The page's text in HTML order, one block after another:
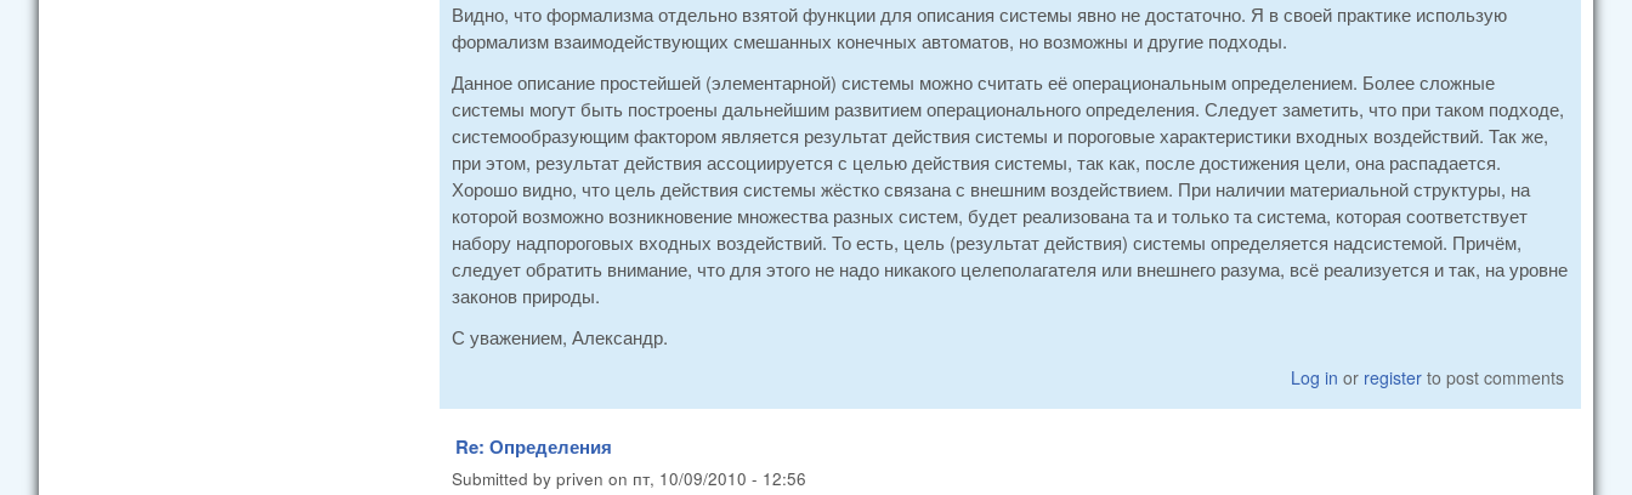
Видно, что формализма отдельно взятой функции для описания системы явно не достаточно. Я в своей практике использую
формализм взаимодействующих смешанных конечных автоматов, но возможны и другие подходы.
Данное описание простейшей (элементарной) системы можно считать её операциональным определением. Более сложные
системы могут быть построены дальнейшим развитием операционального определения. Следует заметить, что при таком подходе,
системообразующим фактором является результат действия системы и пороговые характеристики входных воздействий. Так же,
при этом, результат действия ассоциируется с целью действия системы, так как, после достижения цели, она распадается.
Хорошо видно, что цель действия системы жёстко связана с внешним воздействием. При наличии материальной структуры, на
которой возможно возникновение множества разных систем, будет реализована та и только та система, которая соответствует
набору надпороговых входных воздействий. То есть, цель (результат действия) системы определяется надсистемой. Причём,
следует обратить внимание, что для этого не надо никакого целеполагателя или внешнего разума, всё реализуется и так, на уровне
законов природы.
С уважением, Александр.
Log in or register to post comments
Re: Определения
Submitted by priven on пт, 10/09/2010 - 12:56